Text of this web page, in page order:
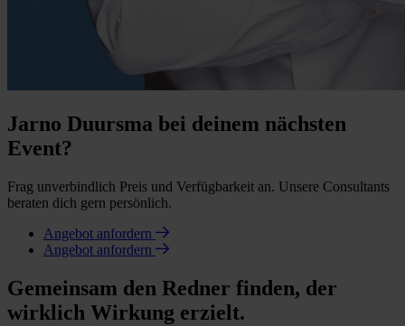
Jarno Duursma bei deinem nächsten
Event?
Frag unverbindlich Preis und Verfügbarkeit an. Unsere Consultants
beraten dich gern persönlich.
Angebot anfordern
Angebot anfordern
Gemeinsam den Redner finden, der
wirklich Wirkung erzielt.